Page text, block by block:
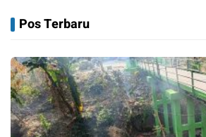
Jembatan Brang
EtanPos Terbaru